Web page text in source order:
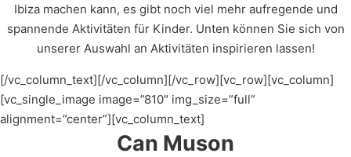
Ibiza machen kann, es gibt noch viel mehr aufregende und
spannende Aktivitäten für Kinder. Unten können Sie sich von
unserer Auswahl an Aktivitäten inspirieren lassen!
[/vc_column_text][/vc_column][/vc_row][vc_row][vc_column]
[vc_single_image image=”810″ img_size=”full”
alignment=”center”][vc_column_text]
Can Muson